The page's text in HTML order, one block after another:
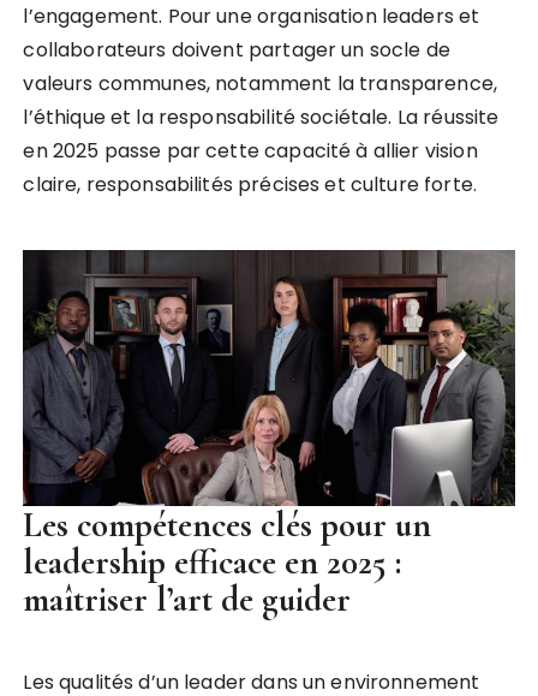
l’engagement. Pour une organisation leaders et
collaborateurs doivent partager un socle de
valeurs communes, notamment la transparence,
l’éthique et la responsabilité sociétale. La réussite
en 2025 passe par cette capacité à allier vision
claire, responsabilités précises et culture forte.
Les compétences clés pour un
leadership efficace en 2025 :
maîtriser l’art de guider
Les qualités d’un leader dans un environnement